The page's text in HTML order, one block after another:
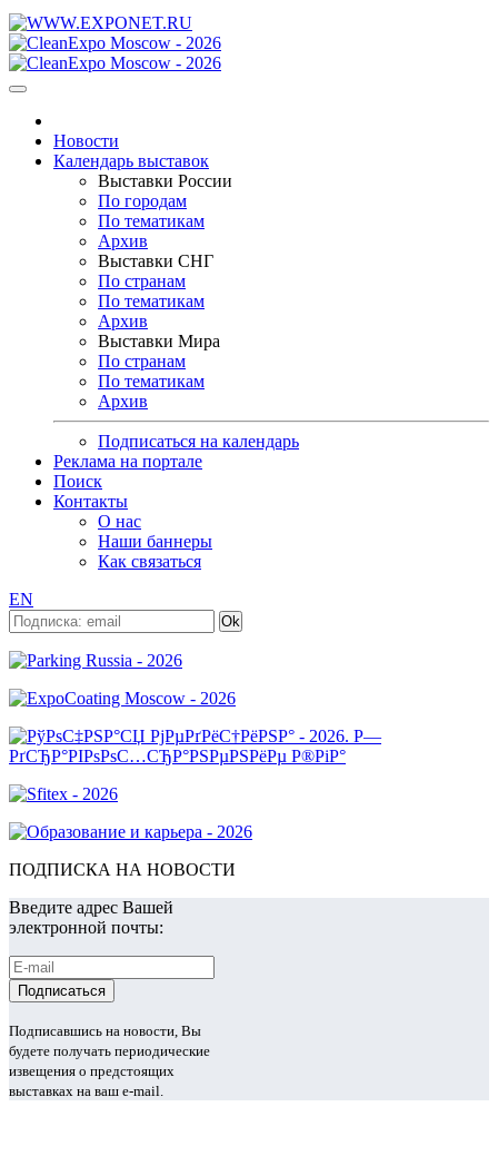
Новости
Календарь выставок
Выставки России
По городам
По тематикам
Архив
Выставки СНГ
По странам
По тематикам
Архив
Выставки Мира
По странам
По тематикам
Архив
Подписаться на календарь
Реклама на портале
Поиск
Контакты
О нас
Наши баннеры
Как связаться
EN
ПОДПИСКА НА НОВОСТИ
Введите адрес Вашей
электронной почты:
Подписавшись на новости, Вы
будете получать периодические
извещения о предстоящих
выставках на ваш e-mail.